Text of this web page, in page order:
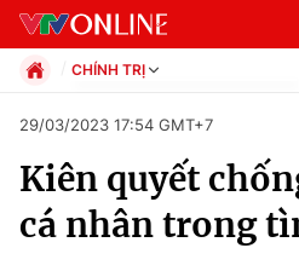
Chuyên mục
Chính trị
CHÍNH TRỊ
Xã hội
Pháp luật
Kinh tế
Thể thao
29/03/2023 17:54 GMT+7
Kiên quyết
cá nhân trong